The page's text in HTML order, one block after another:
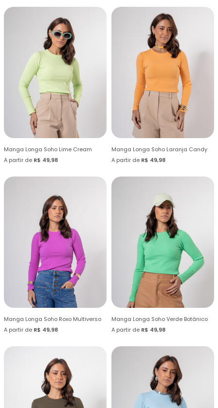
Manga Longa Soho Lime Cream
A partir de R$ 49,98
Manga Longa Soho Laranja Candy
A partir de R$ 49,98
Manga Longa Soho Roxo Multiverso
A partir de R$ 49,98
Manga Longa Soho Verde Botânico
A partir de R$ 49,98